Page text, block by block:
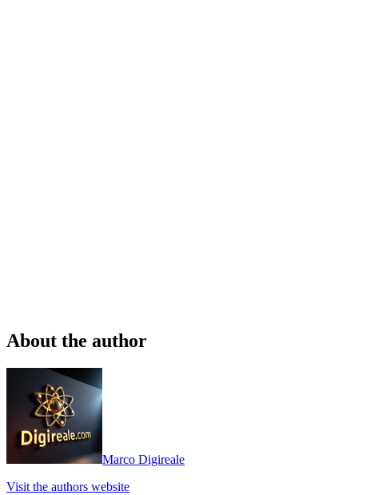
About the author
Marco Digireale
Visit the authors website